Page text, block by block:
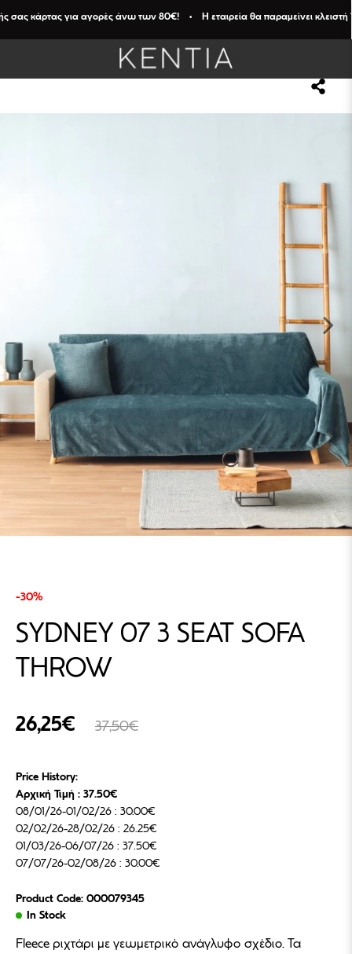
-30%
SYDNEY 07 3 SEAT SOFA
THROW
26,25€ 37,50€
Price History:
Αρχική Τιμή : 37.50€
08/01/26-01/02/26 : 30.00€
02/02/26-28/02/26 : 26.25€
01/03/26-06/07/26 : 37.50€
07/07/26-02/08/26 : 30.00€
Product Code: 000079345
In Stock
Fleece ριχτάρι με γεωμετρικό ανάγλυφο σχέδιο. Τα
κάρτας για αγορές άνω των 80€! • Η εταιρεία θα παραμείνει κλειστή 13-